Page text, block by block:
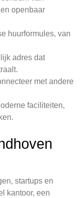
openbaar
huurformules, van
adres dat
met andere
faciliteiten,
startups en
kantoor, een